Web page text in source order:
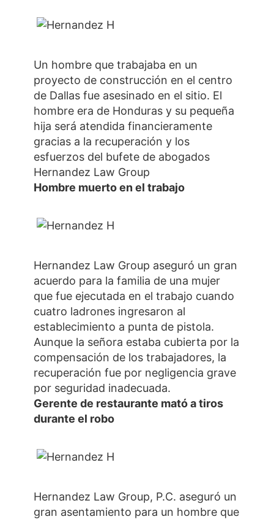
Un hombre que trabajaba en un
proyecto de construcción en el centro
de Dallas fue asesinado en el sitio. El
hombre era de Honduras y su pequeña
hija será atendida financieramente
gracias a la recuperación y los
esfuerzos del bufete de abogados
Hernandez Law Group
Hombre muerto en el trabajo
Hernandez Law Group aseguró un gran
acuerdo para la familia de una mujer
que fue ejecutada en el trabajo cuando
cuatro ladrones ingresaron al
establecimiento a punta de pistola.
Aunque la señora estaba cubierta por la
compensación de los trabajadores, la
recuperación fue por negligencia grave
por seguridad inadecuada.
Gerente de restaurante mató a tiros
durante el robo
Hernandez Law Group, P.C. aseguró un
gran asentamiento para un hombre que